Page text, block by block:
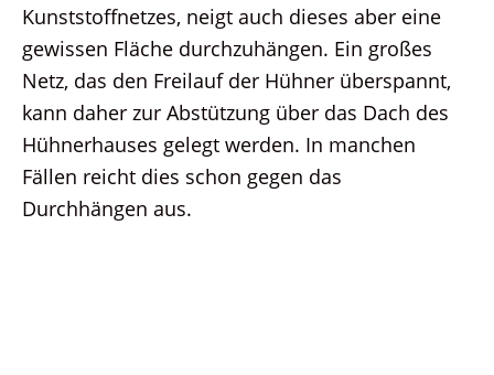
Kunststoffnetzes, neigt auch dieses aber eine
gewissen Fläche durchzuhängen. Ein großes
Netz, das den Freilauf der Hühner überspannt,
kann daher zur Abstützung über das Dach des
Hühnerhauses gelegt werden. In manchen
Fällen reicht dies schon gegen das
Durchhängen aus.